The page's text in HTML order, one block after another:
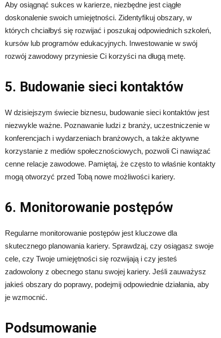
Aby osiągnąć sukces w karierze, niezbędne jest ciągłe
doskonalenie swoich umiejętności. Zidentyfikuj obszary, w
których chciałbyś się rozwijać i poszukaj odpowiednich szkoleń,
kursów lub programów edukacyjnych. Inwestowanie w swój
rozwój zawodowy przyniesie Ci korzyści na długą metę.
5. Budowanie sieci kontaktów
W dzisiejszym świecie biznesu, budowanie sieci kontaktów jest
niezwykle ważne. Poznawanie ludzi z branży, uczestniczenie w
konferencjach i wydarzeniach branżowych, a także aktywne
korzystanie z mediów społecznościowych, pozwoli Ci nawiązać
cenne relacje zawodowe. Pamiętaj, że często to właśnie kontakty
mogą otworzyć przed Tobą nowe możliwości kariery.
6. Monitorowanie postępów
Regularne monitorowanie postępów jest kluczowe dla
skutecznego planowania kariery. Sprawdzaj, czy osiągasz swoje
cele, czy Twoje umiejętności się rozwijają i czy jesteś
zadowolony z obecnego stanu swojej kariery. Jeśli zauważysz
jakieś obszary do poprawy, podejmij odpowiednie działania, aby
je wzmocnić.
Podsumowanie